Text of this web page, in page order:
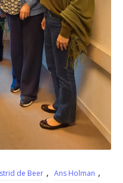
de Beer , Ans Holman ,